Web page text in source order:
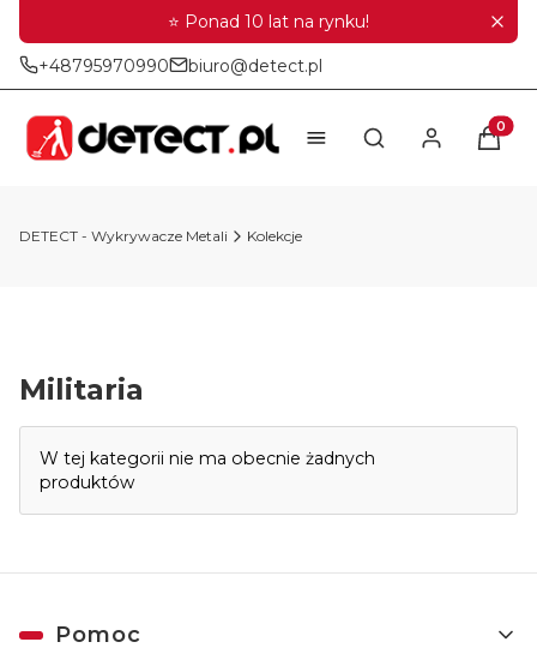
⭐ Ponad 10 lat na rynku!
+48795970990 biuro@detect.pl
Otwórz
DETECT - Wykrywacze Metali Kolekcje
Militaria
Lista produktów
W tej kategorii nie ma obecnie żadnych
produktów
Linki w stopce
Pomoc